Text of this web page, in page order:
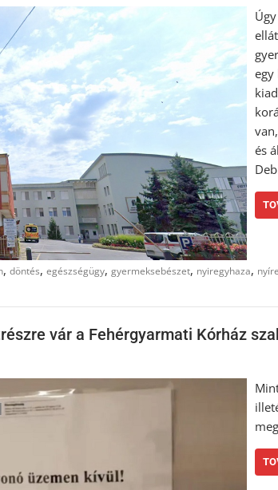
egy
és
, döntés, egészségügy, gyermeksebészet, nyiregyhaza,
vár a Fehérgyarmati Kórház